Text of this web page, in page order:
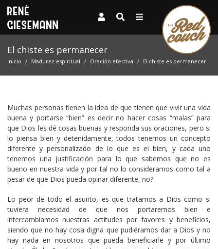
El chiste es permanecer
Inicio Madurez espiritual Oración efectiva El chiste es permanecer
Muchas personas tienen la idea de que tienen que vivir una vida
buena y portarse “bien” es decir no hacer cosas “malas” para
que Dios les dé cosas buenas y responda sus oraciones, pero si
lo piensa bien y detenidamente, todos tenemos un concepto
diferente y personalizado de lo que es el bien, y cada uno
tenemos una justificación para lo que sabemos que no es
bueno en nuestra vida y por tal no lo consideramos como tal a
pesar de que Dios pueda opinar diferente, no?
Lo peor de todo el asunto, es que tratamos a Dios como si
tuviera necesidad de que nos portaremos bien e
intercambiamos nuestras actitudes por favores y beneficios,
siendo que no hay cosa digna que pudiéramos dar a Dios y no
hay nada en nosotros que pueda beneficiarle y por último